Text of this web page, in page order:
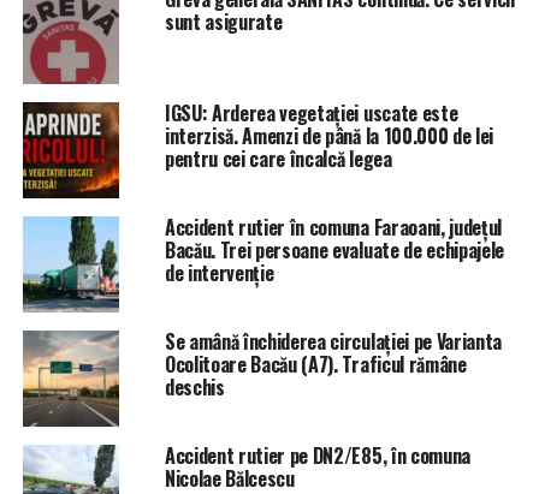
TÂRG DE PRODUSE AUTOHTONE ÎN BACĂU
UP NEXT
Elevii care au luat nota 10 la Bac și la Evaluarea
Națională au primit premii în bani
DON'T MISS
Salarii mai mici decât media națională
sunt asigurate
IGSU: Arderea vegetației uscate este
interzisă. Amenzi de până la 100.000 de lei
pentru cei care încalcă legea
Accident rutier în comuna Faraoani, județul
Bacău. Trei persoane evaluate de echipajele
de intervenție
Se amână închiderea circulației pe Varianta
Ocolitoare Bacău (A7). Traficul rămâne
deschis
Accident rutier pe DN2/E85, în comuna
Nicolae Bălcescu